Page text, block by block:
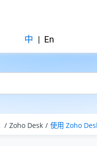
中 | En
Zoho Desk 使用 Zoho